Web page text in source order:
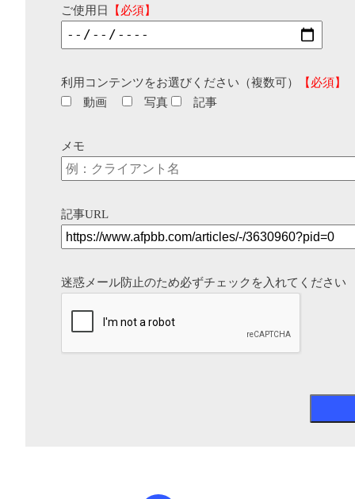
ご使用日 【必須】
利用コンテンツをお選びください（複数可）
【必須】
動画
写真 記事
メモ
記事URL
迷惑メール防止のため必ずチェックを入れてください